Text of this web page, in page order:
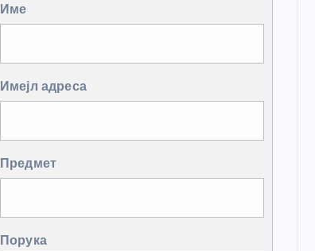
Име
Имејл адреса
Предмет
Порука